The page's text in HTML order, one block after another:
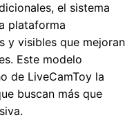
el sistema
plataforma
y visibles que mejoran
Este modelo
de LiveCamToy la
buscan más que